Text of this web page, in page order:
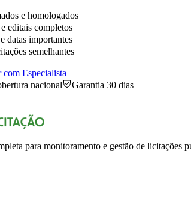
e homologados
editais completos
datas importantes
semelhantes
com Especialista
nacional Garantia 30 dias
para monitoramento e gestão de licitações